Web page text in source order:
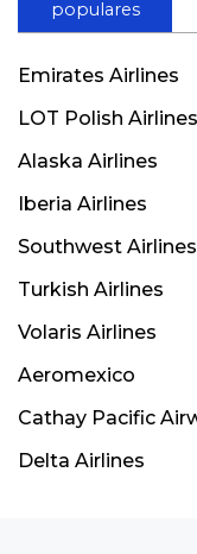
populares
Emirates Airlines
LOT Polish Airlines
Alaska Airlines
Iberia Airlines
Southwest Airlines
Turkish Airlines
Volaris Airlines
Aeromexico
Cathay Pacific
Delta Airlines